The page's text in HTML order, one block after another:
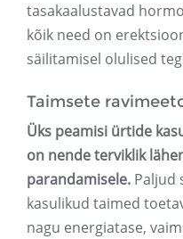
tasakaalustavad
kõik need on
säilitamisel olulised
Taimsete
Üks peamisi ürtide
on nende terviklik
parandamisele. Paljud
kasulikud taimed
nagu energiatase,